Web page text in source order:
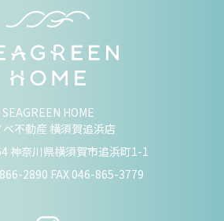
SEAGREEN HOME
ベ不動産 横須賀追浜店
神奈川県横須賀市追浜町1-1
2890 FAX 046-865-3779